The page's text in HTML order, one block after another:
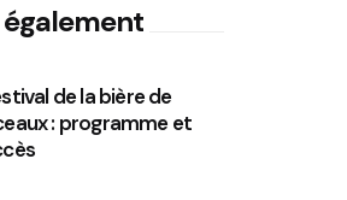
de la bière de
: programme et